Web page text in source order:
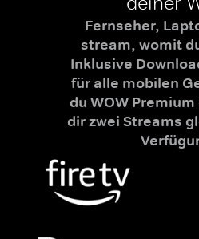
Fernseher,
stream, womit
Inklusive
für alle mobilen
du WOW
dir zwei Streams